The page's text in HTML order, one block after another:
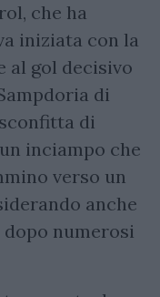
che ha
iniziata con la
al gol decisivo
di
di
inciampo che
verso un
anche
numerosi